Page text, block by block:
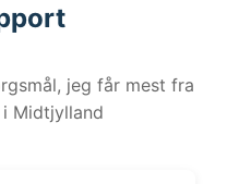
jeg får mest fra
Midtjylland